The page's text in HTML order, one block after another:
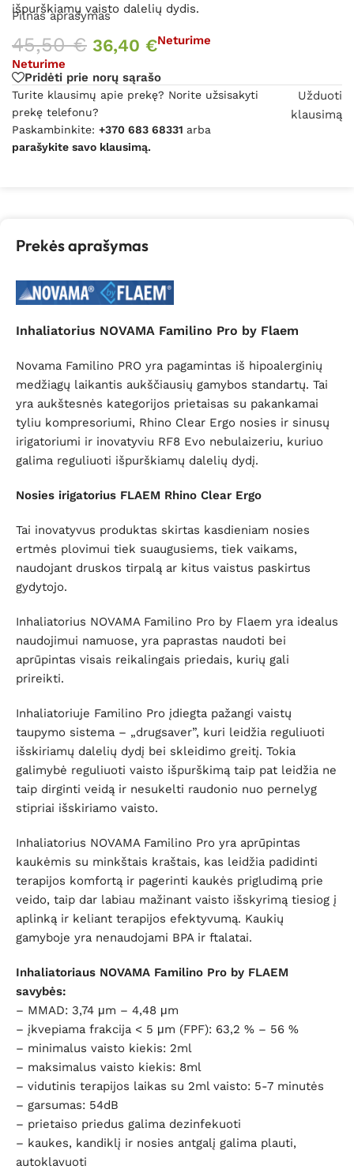
išpurškiamų vaisto dalelių dydis.
Pilnas aprašymas
45,50€ 36,40 €Neturime
Neturime
Pridėti prie norų sąrašo
Turite klausimų apie prekę? Norite užsisakyti
prekę telefonu?
Paskambinkite: +370 683 68331 arba
parašykite savo klausimą.
Užduoti
klausimą
Prekės aprašymas
Inhaliatorius NOVAMA Familino Pro by Flaem
Novama Familino PRO yra pagamintas iš hipoalerginių
medžiagų laikantis aukščiausių gamybos standartų. Tai
yra aukštesnės kategorijos prietaisas su pakankamai
tyliu kompresoriumi, Rhino Clear Ergo nosies ir sinusų
irigatoriumi ir inovatyviu RF8 Evo nebulaizeriu, kuriuo
galima reguliuoti išpurškiamų dalelių dydį.
Nosies irigatorius FLAEM Rhino Clear Ergo
Tai inovatyvus produktas skirtas kasdieniam nosies
ertmės plovimui tiek suaugusiems, tiek vaikams,
naudojant druskos tirpalą ar kitus vaistus paskirtus
gydytojo.
Inhaliatorius NOVAMA Familino Pro by Flaem yra idealus
naudojimui namuose, yra paprastas naudoti bei
aprūpintas visais reikalingais priedais, kurių gali
prireikti.
Inhaliatoriuje Familino Pro įdiegta pažangi vaistų
taupymo sistema – „drugsaver”, kuri leidžia reguliuoti
išskiriamų dalelių dydį bei skleidimo greitį. Tokia
galimybė reguliuoti vaisto išpurškimą taip pat leidžia ne
taip dirginti veidą ir nesukelti raudonio nuo pernelyg
stipriai išskiriamo vaisto.
Inhaliatorius NOVAMA Familino Pro yra aprūpintas
kaukėmis su minkštais kraštais, kas leidžia padidinti
terapijos komfortą ir pagerinti kaukės prigludimą prie
veido, taip dar labiau mažinant vaisto išskyrimą tiesiog į
aplinką ir keliant terapijos efektyvumą. Kaukių
gamyboje yra nenaudojami BPA ir ftalatai.
Inhaliatoriaus NOVAMA Familino Pro by FLAEM
savybės:
– MMAD: 3,74 μm – 4,48 μm
– įkvepiama frakcija < 5 μm (FPF): 63,2 % – 56 %
– minimalus vaisto kiekis: 2ml
– maksimalus vaisto kiekis: 8ml
– vidutinis terapijos laikas su 2ml vaisto: 5-7 minutės
– garsumas: 54dB
– prietaiso priedus galima dezinfekuoti
– kaukes, kandiklį ir nosies antgalį galima plauti,
autoklavuoti